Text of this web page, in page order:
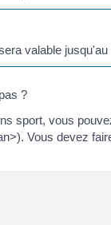
valable
?
sport, vous
Vous devez